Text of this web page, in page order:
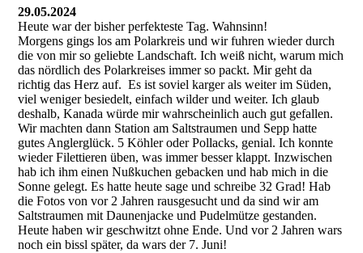
29.05.2024
Heute war der bisher perfekteste Tag. Wahnsinn!
Morgens gings los am Polarkreis und wir fuhren wieder durch
die von mir so geliebte Landschaft. Ich weiß nicht, warum mich
das nördlich des Polarkreises immer so packt. Mir geht da
richtig das Herz auf. Es ist soviel karger als weiter im Süden,
viel weniger besiedelt, einfach wilder und weiter. Ich glaub
deshalb, Kanada würde mir wahrscheinlich auch gut gefallen.
Wir machten dann Station am Saltstraumen und Sepp hatte
gutes Anglerglück. 5 Köhler oder Pollacks, genial. Ich konnte
wieder Filettieren üben, was immer besser klappt. Inzwischen
hab ich ihm einen Nußkuchen gebacken und hab mich in die
Sonne gelegt. Es hatte heute sage und schreibe 32 Grad! Hab
die Fotos von vor 2 Jahren rausgesucht und da sind wir am
Saltstraumen mit Daunenjacke und Pudelmütze gestanden.
Heute haben wir geschwitzt ohne Ende. Und vor 2 Jahren wars
noch ein bissl später, da wars der 7. Juni!